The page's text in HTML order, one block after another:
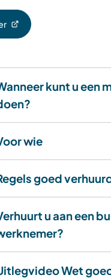
kunt u een
wie
goed
u aan een
Wet